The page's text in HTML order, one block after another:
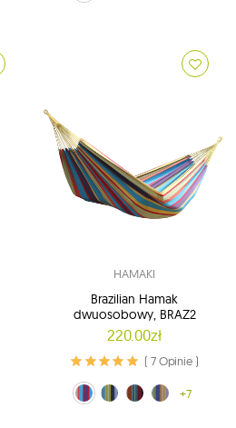
HAMAKI
Brazilian Hamak
dwuosobowy, BRAZ2
220.00zł
( 7 Opinie )
kolorowy (20)
zielono-żółty (29)
czerwono-czarny (30)
pomarańczowo-niebieski (31)
+7